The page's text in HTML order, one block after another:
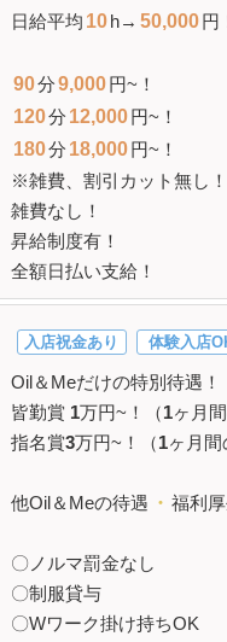
日給平均 10h→ 50,000円
90分9,000円~！
120分 12,000円~！
180分 18,000円~！
※雑費、割引カット無し！
雑費なし！
昇給制度有！
全額日払い支給！
入店祝金あり 体験入店
Oil＆Meだけの特別待遇！
皆勤賞 1万円~！（1ヶ月
指名賞3万円~！（1ヶ月間
他Oil＆Meの待遇 ・ 福利
〇ノルマ罰金なし
〇制服貸与
〇Wワーク掛け持ちOK